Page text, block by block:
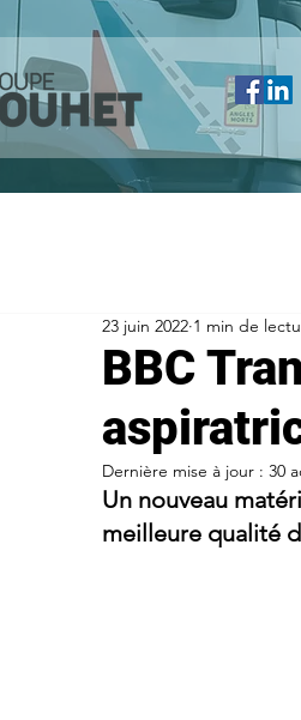
BBC
23 juin 2022 1 min de
Dernière mise à jour : 30
Un nouveau
meilleure qualité